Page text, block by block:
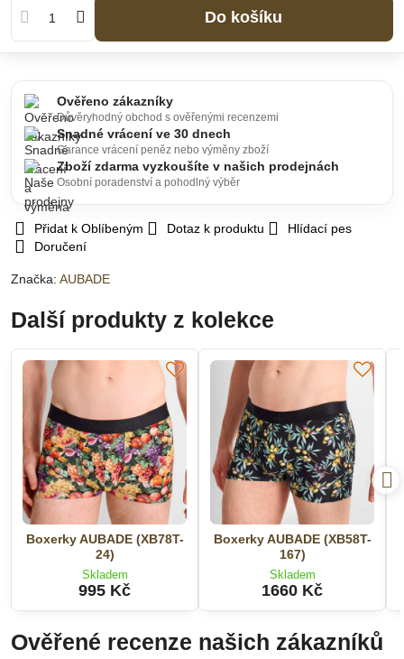
Do košíku
Přidat k Oblíbeným Dotaz k produktu
Hlídací pes
Doručení
Značka: AUBADE
Ověřeno zákazníky
Důvěryhodný obchod s ověřenými recenzemi
Snadné vrácení ve 30 dnech
Garance vrácení peněz nebo výměny zboží
Zboží zdarma vyzkoušíte v našich prodejnách
Osobní poradenství a pohodlný výběr
Další produkty z kolekce
Boxerky AUBADE (XB78T-
24)
Skladem
995 Kč
Boxerky AUBADE (XB58T-
167)
Skladem
1660 Kč
Ověřené recenze našich zákazníků